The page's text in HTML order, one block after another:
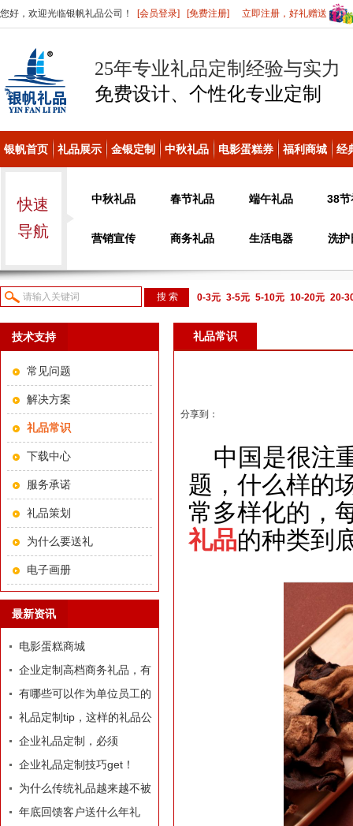
您好，欢迎光临银帆礼品公司！ [会员登录] [免费注册] 立即注册，好礼赠送
25年专业礼品定制经验与实力
免费设计、个性化专业定制
银帆首页 礼品展示 金银定制 中秋礼品 电影蛋糕券 福利商城 经
快速
导航
中秋礼品 春节礼品 端午礼品 38节
营销宣传 商务礼品 生活电器 洗护
0-3元 3-5元 5-10元 10-20元 20-
议或电话咨询
技术支持
常见问题
解决方案
礼品常识
下载中心
服务承诺
礼品策划
为什么要送礼
电子画册
最新资讯
电影蛋糕商城
企业定制高档商务礼品，有
哪些推荐？
有哪些可以作为单位员工的
定制礼品？
礼品定制tip，这样的礼品公
司我才爱！
企业礼品定制，必须
有“里”、有“面”
企业礼品定制技巧get！
为什么传统礼品越来越不被
选择了
年底回馈客户送什么年礼
礼品常识
分享到：
中国是很注
题，什么样的
常多样化的，
礼品的种类到